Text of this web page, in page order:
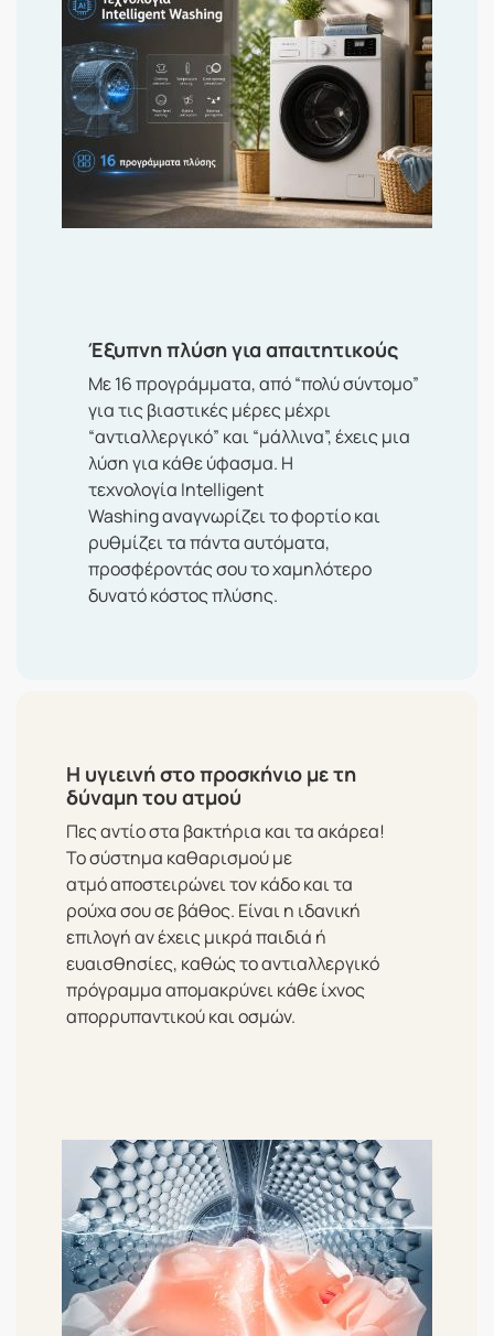
Έξυπνη πλύση για απαιτητικούς
Με16 προγράμματα, από “πολύ σύντομο”
για τις βιαστικές μέρες μέχρι
“αντιαλλεργικό” και “μάλλινα”, έχεις μια
λύση για κάθε ύφασμα. Η
τεχνολογία Intelligent
Washingαναγνωρίζει το φορτίο και
ρυθμίζει τα πάντα αυτόματα,
προσφέροντάς σου το χαμηλότερο
δυνατό κόστος πλύσης.
Η υγιεινή στο προσκήνιο με τη
δύναμη του ατμού
Πες αντίο στα βακτήρια και τα ακάρεα!
Τοσύστημα καθαρισμού με
ατμόαποστειρώνει τον κάδο και τα
ρούχα σου σε βάθος. Είναι η ιδανική
επιλογή αν έχεις μικρά παιδιά ή
ευαισθησίες, καθώς το αντιαλλεργικό
πρόγραμμα απομακρύνει κάθε ίχνος
απορρυπαντικού και οσμών.